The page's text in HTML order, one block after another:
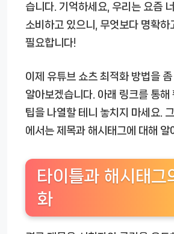
습니다. 기억하세요, 우리는 요즘
소비하고 있으니, 무엇보다 명확하
필요합니다!
이제 유튜브 쇼츠 최적화 방법을
알아보겠습니다. 아래 링크를 통해
팁을 나열할 테니 놓치지 마세요.
에서는 제목과 해시태그에 대해 알
타이틀과 해시태그
화